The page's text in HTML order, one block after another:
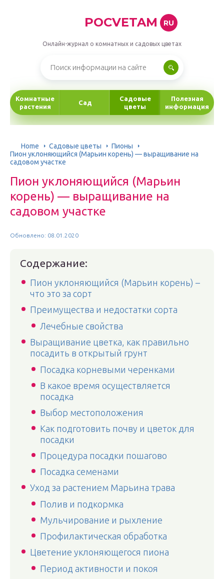
POCVETAM RU
Онлайн-журнал о комнатных и садовых цветах
Комнатные
растения
Сад
Садовые
цветы
Полезная
информация
Home Садовые цветы
Пионы
Пион уклоняющийся (Марьин корень) — выращивание на
садовом участке
Пион уклоняющийся (Марьин
корень) — выращивание на
садовом участке
Обновлено: 08.01.2020
Содержание:
Пион уклоняющийся (Марьин корень) –
что это за сорт
Преимущества и недостатки сорта
Лечебные свойства
Выращивание цветка, как правильно
посадить в открытый грунт
Посадка корневыми черенками
В какое время осуществляется
посадка
Выбор местоположения
Как подготовить почву и цветок для
посадки
Процедура посадки пошагово
Посадка семенами
Уход за растением Марьина трава
Полив и подкормка
Мульчирование и рыхление
Профилактическая обработка
Цветение уклоняющегося пиона
Период активности и покоя